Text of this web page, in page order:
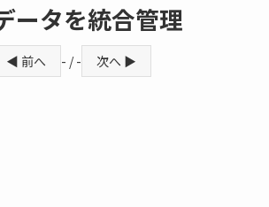
ータを統合管理
◀ 前へ - / - 次へ ▶